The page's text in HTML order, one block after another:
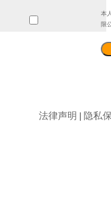
本
限
法律声明 | 隐私